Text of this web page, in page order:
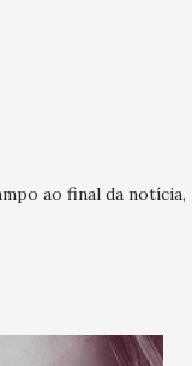
ao final da notícia,